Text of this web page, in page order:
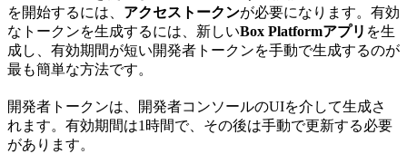
を開始するには、 アクセストークンが必要になります。有効
なトークンを生成するには、新しいBox Platformアプリ を生
成し、有効期間が短い開発者トークンを手動で生成するのが
最も簡単な方法です。
開発者トークンは、開発者コンソールのUIを介して生成さ
れます。有効期間は1時間で、その後は手動で更新する必要
があります。